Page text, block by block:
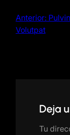
Anterior:
Volutpat
Deja
Tu